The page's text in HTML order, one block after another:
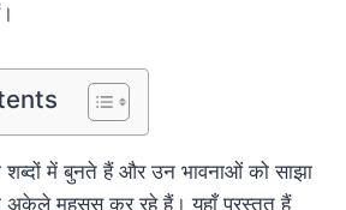
में बुनते हैं और उन भावनाओं को साझा
अकेले महसूस कर रहे हैं। यहाँ प्रस्तुत हैं